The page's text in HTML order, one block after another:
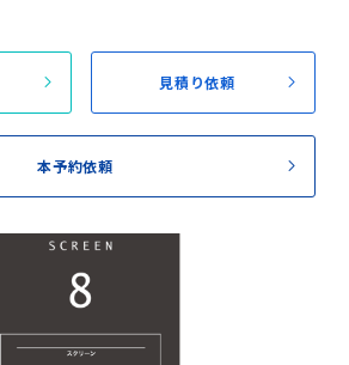
見積り依頼
本予約依頼